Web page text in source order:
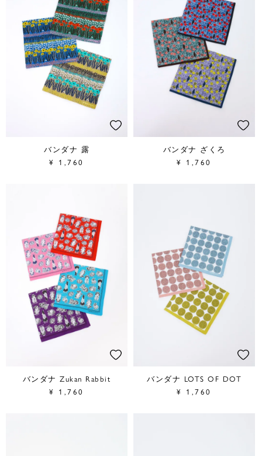
バンダナ 露
¥ 1,760
バンダナ ざくろ
¥ 1,760
バンダナ Zukan Rabbit
¥ 1,760
バンダナ LOTS OF DOT
¥ 1,760